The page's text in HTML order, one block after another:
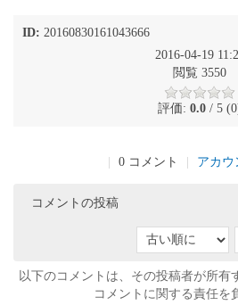
ID: 20160830161043666
2016-04-19
閲覧 3550
評価: 0.0 / 5
0 コメント アカウ
コメントの投稿
以下のコメントは、その投稿者が所有
コメントに関する責任を